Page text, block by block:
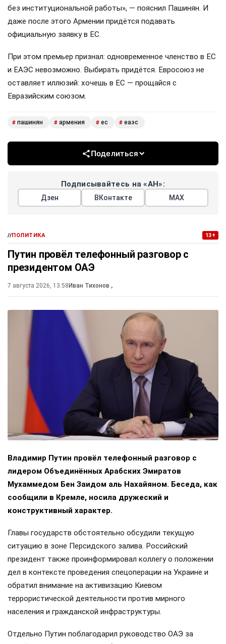
без институциональной работы», — пояснил Пашинян. И
даже после этого Армении придётся подавать
официальную заявку в ЕС.
При этом премьер признал: одновременное членство в ЕС
и ЕАЭС невозможно. Выбирать придётся. Евросоюз не
оставляет иллюзий: хочешь в ЕС — прощайся с
Евразийским союзом.
# пашинян # армения # ес # еаэс
Поделиться
Подписывайтесь на «АН»:
Дзен ВКонтакте МАХ
//ПОЛИТИКА 13+
Путин провёл телефонный разговор с
президентом ОАЭ
7 августа 2026, 13:58 Иван Тихонов ,
Владимир Путин провёл телефонный разговор с
лидером Объединённых Арабских Эмиратов
Мухаммедом Бен Заидом аль Нахайяном. Беседа, как
сообщили в Кремле, носила дружеский и
конструктивный характер.
Главы государств обстоятельно обсудили текущую
ситуацию в зоне Персидского залива. Российский
президент также проинформировал коллегу о положении
дел в контексте проведения спецоперации на Украине и
обратил внимание на активизацию Киевом
террористической деятельности против мирного
населения и гражданской инфраструктуры.
Отдельно Путин поблагодарил руководство ОАЭ за